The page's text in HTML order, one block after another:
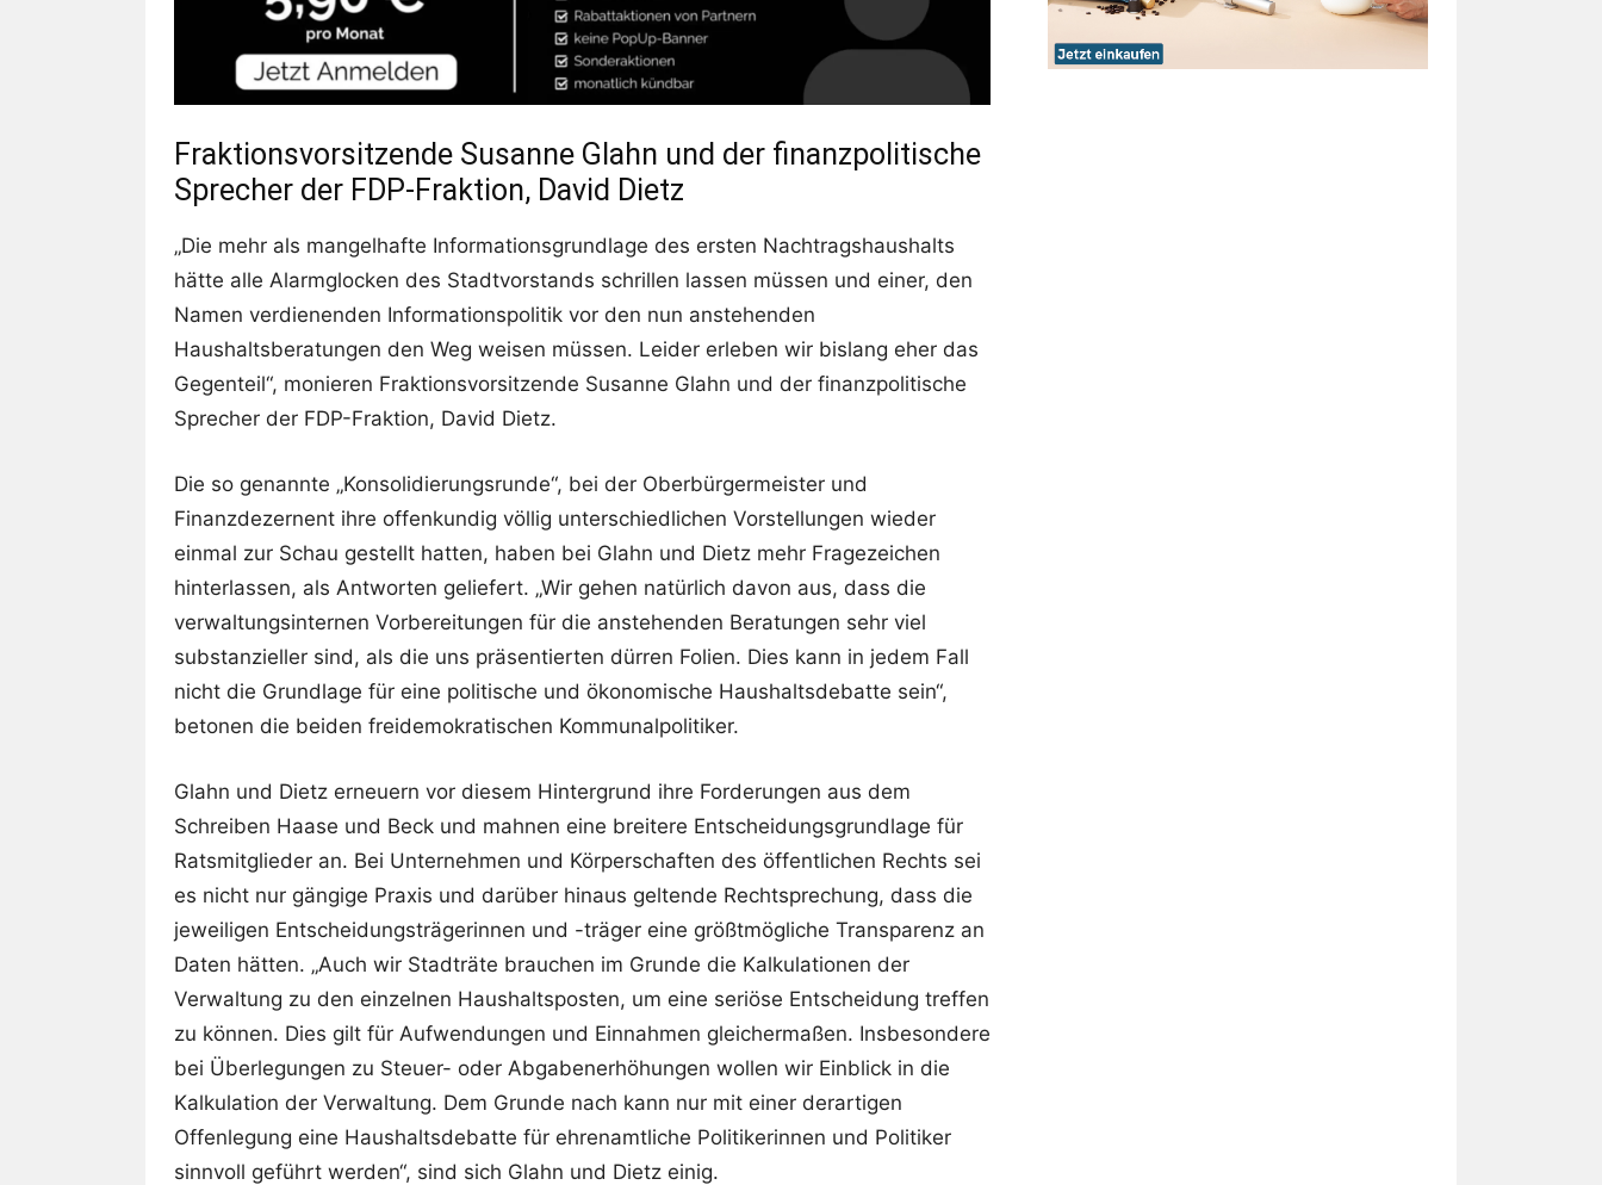
Fraktionsvorsitzende Susanne Glahn und der finanzpolitische
Sprecher der FDP-Fraktion, David Dietz
„Die mehr als mangelhafte Informationsgrundlage des ersten Nachtragshaushalts
hätte alle Alarmglocken des Stadtvorstands schrillen lassen müssen und einer, den
Namen verdienenden Informationspolitik vor den nun anstehenden
Haushaltsberatungen den Weg weisen müssen. Leider erleben wir bislang eher das
Gegenteil“, monieren Fraktionsvorsitzende Susanne Glahn und der finanzpolitische
Sprecher der FDP-Fraktion, David Dietz.
Die so genannte „Konsolidierungsrunde“, bei der Oberbürgermeister und
Finanzdezernent ihre offenkundig völlig unterschiedlichen Vorstellungen wieder
einmal zur Schau gestellt hatten, haben bei Glahn und Dietz mehr Fragezeichen
hinterlassen, als Antworten geliefert. „Wir gehen natürlich davon aus, dass die
verwaltungsinternen Vorbereitungen für die anstehenden Beratungen sehr viel
substanzieller sind, als die uns präsentierten dürren Folien. Dies kann in jedem Fall
nicht die Grundlage für eine politische und ökonomische Haushaltsdebatte sein“,
betonen die beiden freidemokratischen Kommunalpolitiker.
Glahn und Dietz erneuern vor diesem Hintergrund ihre Forderungen aus dem
Schreiben Haase und Beck und mahnen eine breitere Entscheidungsgrundlage für
Ratsmitglieder an. Bei Unternehmen und Körperschaften des öffentlichen Rechts sei
es nicht nur gängige Praxis und darüber hinaus geltende Rechtsprechung, dass die
jeweiligen Entscheidungsträgerinnen und -träger eine größtmögliche Transparenz an
Daten hätten. „Auch wir Stadträte brauchen im Grunde die Kalkulationen der
Verwaltung zu den einzelnen Haushaltsposten, um eine seriöse Entscheidung treffen
zu können. Dies gilt für Aufwendungen und Einnahmen gleichermaßen. Insbesondere
bei Überlegungen zu Steuer- oder Abgabenerhöhungen wollen wir Einblick in die
Kalkulation der Verwaltung. Dem Grunde nach kann nur mit einer derartigen
Offenlegung eine Haushaltsdebatte für ehrenamtliche Politikerinnen und Politiker
sinnvoll geführt werden“, sind sich Glahn und Dietz einig.